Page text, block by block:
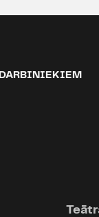
DARBINIEKIEM